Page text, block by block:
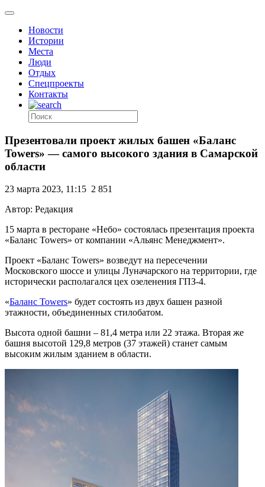
Новости
Истории
Места
Люди
Отдых
Спецпроекты
Контакты
Презентовали проект жилых башен «Баланс
Towers» — самого высокого здания в Самарской
области
23 марта 2023, 11:15 2 851
Автор: Редакция
15 марта в ресторане «Небо» состоялась презентация проекта
«Баланс Towers» от компании «Альянс Менеджмент».
Проект «Баланс Towers» возведут на пересечении
Московского шоссе и улицы Луначарского на территории, где
исторически располагался цех озеленения ГПЗ-4.
«Баланс Towers» будет состоять из двух башен разной
этажности, объединенных стилобатом.
Высота одной башни – 81,4 метра или 22 этажа. Вторая же
башня высотой 129,8 метров (37 этажей) станет самым
высоким жилым зданием в области.